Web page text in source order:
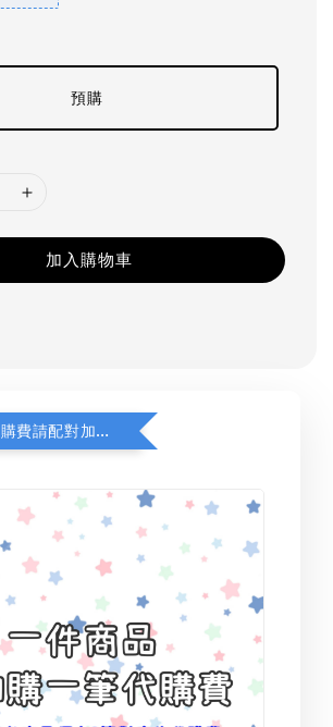
預購
加入購物車
若顯示未含代購費請配對加購(未加購視同無效訂單)